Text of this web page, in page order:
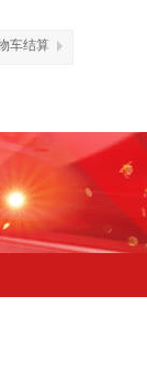
车结算